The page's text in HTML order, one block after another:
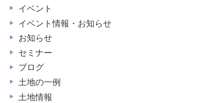
イベント
イベント情報・お知らせ
お知らせ
セミナー
ブログ
土地の一例
土地情報